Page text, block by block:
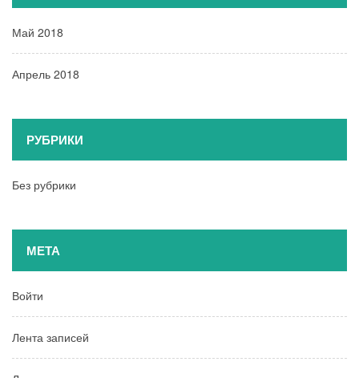
Май 2018
Апрель 2018
РУБРИКИ
Без рубрики
МЕТА
Войти
Лента записей